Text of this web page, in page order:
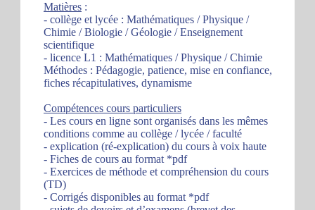
Matières :
- collège et lycée : Mathématiques / Physique /
Chimie / Biologie / Géologie / Enseignement
scientifique
- licence L1 : Mathématiques / Physique / Chimie
Méthodes : Pédagogie, patience, mise en confiance,
fiches récapitulatives, dynamisme
Compétences cours particuliers
- Les cours en ligne sont organisés dans les mêmes
conditions comme au collège / lycée / faculté
- explication (ré-explication) du cours à voix haute
- Fiches de cours au format *pdf
- Exercices de méthode et compréhension du cours
(TD)
- Corrigés disponibles au format *pdf